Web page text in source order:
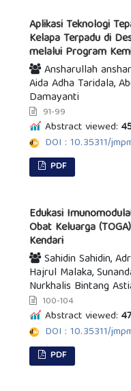
Aplikasi Teknologi
Kelapa Terpadu di
melalui Program
Ansharullah
Aida Adha Taridala,
Damayanti
91-99
Abstract viewed:
DOI : 10.35311/
PDF
Edukasi
Obat Keluarga
Kendari
Sahidin Sahidin,
Hajrul Malaka,
Nurkhalis Bintang
100-104
Abstract viewed:
DOI : 10.35311/
PDF